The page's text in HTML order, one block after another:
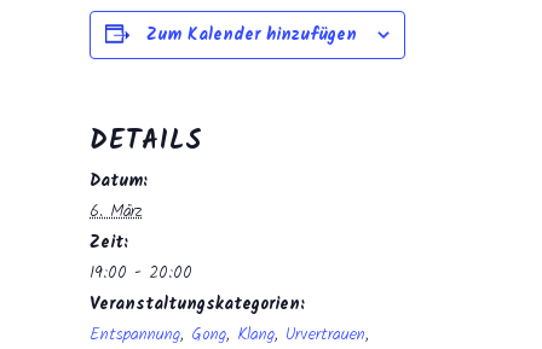
Zum Kalender hinzufügen
DETAILS
Datum:
6. März
Zeit:
19:00 - 20:00
Veranstaltungskategorien:
Entspannung, Gong, Klang, Urvertrauen,